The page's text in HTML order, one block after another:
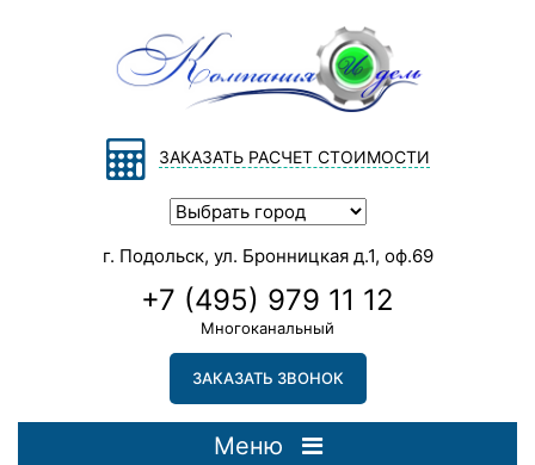
ЗАКАЗАТЬ РАСЧЕТ СТОИМОСТИ
г. Подольск, ул. Бронницкая д.1, оф.69
+7 (495) 979 11 12
Многоканальный
ЗАКАЗАТЬ ЗВОНОК
Меню